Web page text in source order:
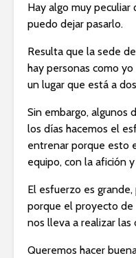
Hay algo muy
puedo dejar pasarlo.
Resulta que la sede de
hay personas como
un lugar que está a
Sin embargo, algunos
los días hacemos el
entrenar porque esto
equipo, con la afición
El esfuerzo es
porque el proyecto de
nos lleva a realizar las
Queremos hacer